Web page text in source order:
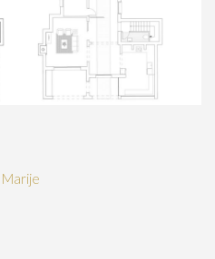
Marije